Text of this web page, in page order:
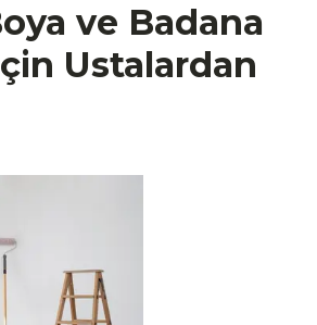
ve Badana
Ustalardan